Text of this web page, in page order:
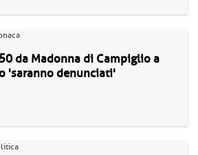
da Madonna di Campiglio a
'saranno denunciati'